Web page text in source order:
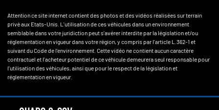
Attention ce site internet contient des photos et des vidéos réalisées sur terrain
privé aux Etats-Unis. L'utilisation de ces véhicules dans un environnement
semblable dans votre juridiction peut s'avérer interdite par la législation et/ou
réglementation en vigueur dans votre région, y compris par l'article L.362-1 et
suivant du Code de l'environnement. Cette vidéo ne contient aucun caractère
contractuel et l'acheteur potentiel de ce véhicule demeurera seul responsable pour
l'utilisation des véhicules, ainsi que pour le respect de la législation et
réglementation en vigueur.